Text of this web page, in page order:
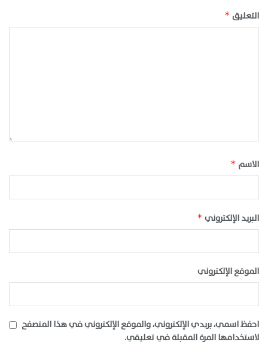
التعليق *
الاسم *
البريد الإلكتروني *
الموقع الإلكتروني
احفظ اسمي، بريدي الإلكتروني، والموقع الإلكتروني في هذا المتصفح
لاستخدامها المرة المقبلة في تعليقي.